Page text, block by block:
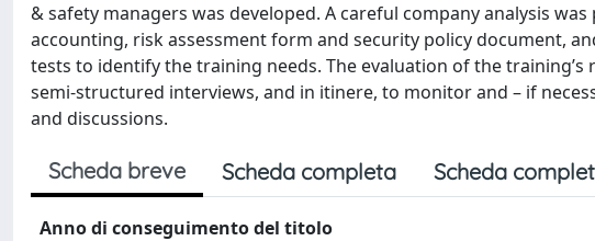
& safety managers was developed. A careful company analysis
accounting, risk assessment form and security policy document,
tests to identify the training needs. The evaluation of the
semi-structured interviews, and in itinere, to monitor and – if
and discussions.
Scheda breve Scheda completa Scheda
Anno di conseguimento del titolo